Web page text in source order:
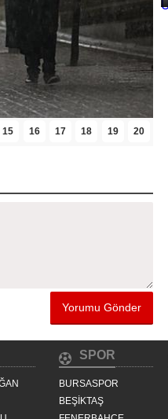
ALDI
15 16 17 18 19 20
SPOR
BURSASPOR
BEŞİKTAŞ